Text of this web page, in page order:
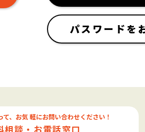
パスワードを
て、お気 軽にお問い合わせください！
相談・お電話窓口